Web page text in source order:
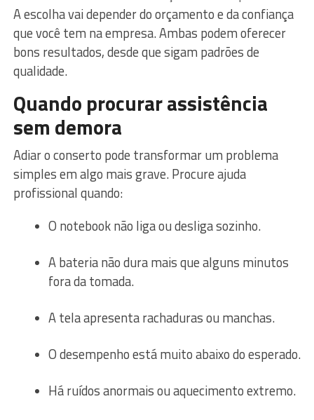
A escolha vai depender do orçamento e da confiança
que você tem na empresa. Ambas podem oferecer
bons resultados, desde que sigam padrões de
qualidade.
Quando procurar assistência
sem demora
Adiar o conserto pode transformar um problema
simples em algo mais grave. Procure ajuda
profissional quando:
O notebook não liga ou desliga sozinho.
A bateria não dura mais que alguns minutos
fora da tomada.
A tela apresenta rachaduras ou manchas.
O desempenho está muito abaixo do esperado.
Há ruídos anormais ou aquecimento extremo.